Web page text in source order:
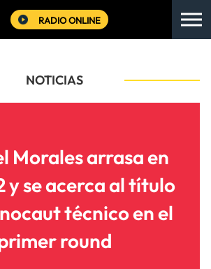
RADIO ONLINE
NOTICIAS
Morales arrasa en
y se acerca al título
técnico en el
round